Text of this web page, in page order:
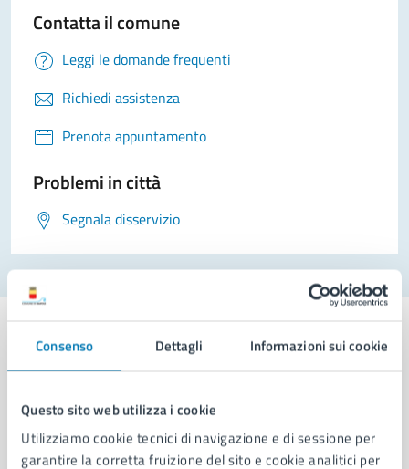
Consenso Dettagli Informazioni sui cookie
Questo sito web utilizza i cookie
Utilizziamo cookie tecnici di navigazione e di sessione per
garantire la corretta fruizione del sito e cookie analitici per
Contatta il comune
Leggi le domande frequenti
Richiedi assistenza
Prenota appuntamento
Problemi in città
Segnala disservizio
AMMINISTRAZIONE